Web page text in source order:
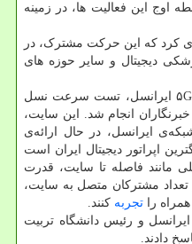
اوج این فعالیت ها، در زمینه
کرد که این حرکت مشترک، در
دیجیتال و سایر حوزه های
در این مراسم بعد از افتتاح سایت ۵G ایرانسل، تست سرعت نسل
انجام شد. این سایت،
ایرانسل، در حال ارائه‌ی
اپراتور دیجیتال ایران است
مانند فاصله تا سایت، قدرت
مشترکان متصل به سایت،
را تجربه کنند.
و رئیس دانشگاه تربیت
دادند.